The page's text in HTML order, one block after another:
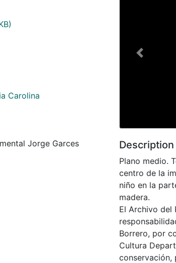
Carolina
Jorge Garces
Previous
Description
Plano medio.
centro de la
niño en la
madera.
El Archivo del
Borrero, por
Cultura
conservación,